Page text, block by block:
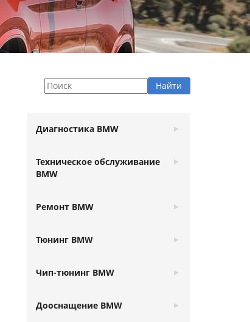
Диагностика BMW
Техническое обслуживание
BMW
Ремонт BMW
Тюнинг BMW
Чип-тюнинг BMW
Дооснащение BMW